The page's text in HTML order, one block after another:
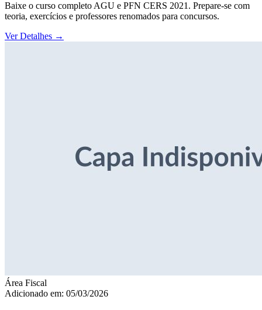
Baixe o curso completo AGU e PFN CERS 2021. Prepare-se com
teoria, exercícios e professores renomados para concursos.
Ver Detalhes →
Área Fiscal
Adicionado em: 05/03/2026